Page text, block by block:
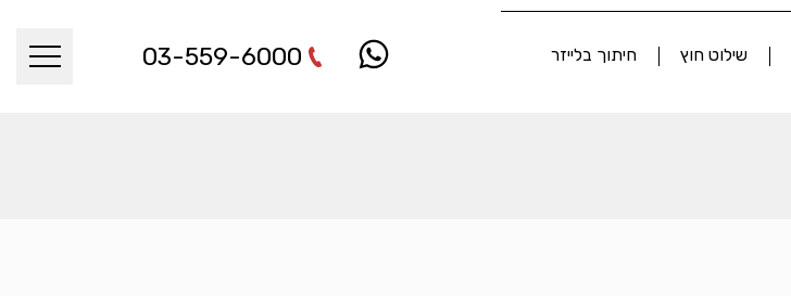
שילוט חוץ חיתוך בלייזר 03-559-6000